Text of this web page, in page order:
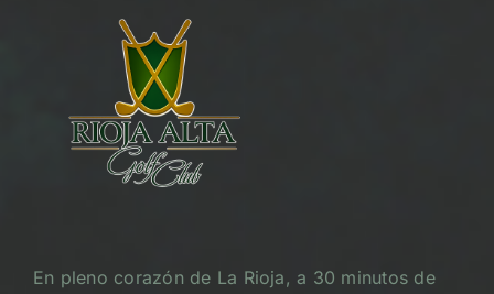
En pleno corazón de La Rioja, a 30 minutos de